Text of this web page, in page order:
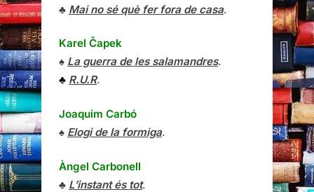
♣ Mai no sé què fer fora de casa.
Karel Čapek
♠ La guerra de les salamandres.
♣ R.U.R.
Joaquim Carbó
♠ Elogi de la formiga.
Àngel Carbonell
♣ L’instant és tot.